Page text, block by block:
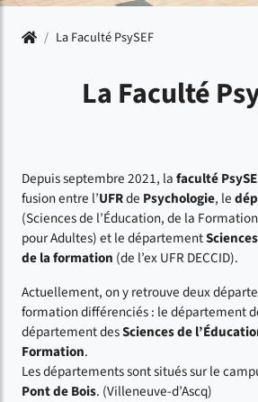
Accueil
/ La Faculté PsySEF
La Faculté
Depuis septembre 2021, lafaculté
fusion entre l’UFRde Psychologie, le
(Sciences de l’Éducation, de la
pour Adultes) et le département
de la formation (de l’ex UFR DECCID).
Actuellement, on y retrouve deux
formation différenciés : le département
département desSciences de
Formation.
Les départements sont situés sur le
Pont de Bois. (Villeneuve-d’Ascq)